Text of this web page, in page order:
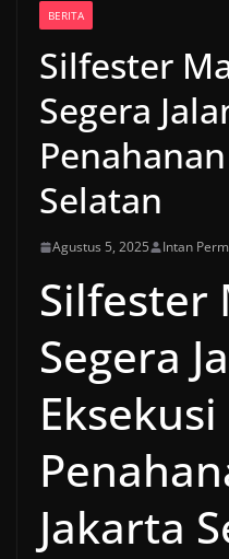
BERITA
Silfester
Segera
Selatan
Agustus 5, 2025 Intan
Silfester
Segera
Eksekusi
Jakarta